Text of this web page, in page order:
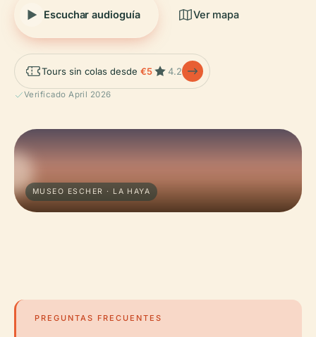
Escuchar audioguía Ver mapa
Tours sin colas desde €5 4.2
Verificado April 2026
MUSEO ESCHER · LA HAYA
PREGUNTAS FRECUENTES